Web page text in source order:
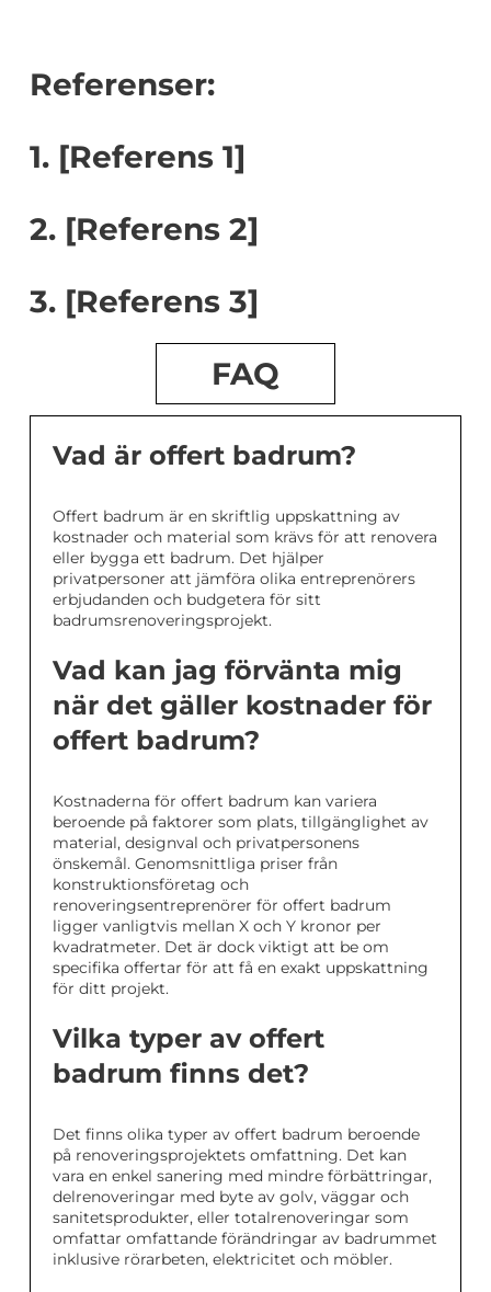
Referenser:
1. [Referens 1]
2. [Referens 2]
3. [Referens 3]
FAQ
Vad är offert badrum?
Offert badrum är en skriftlig uppskattning av
kostnader och material som krävs för att renovera
eller bygga ett badrum. Det hjälper
privatpersoner att jämföra olika entreprenörers
erbjudanden och budgetera för sitt
badrumsrenoveringsprojekt.
Vad kan jag förvänta mig
när det gäller kostnader för
offert badrum?
Kostnaderna för offert badrum kan variera
beroende på faktorer som plats, tillgänglighet av
material, designval och privatpersonens
önskemål. Genomsnittliga priser från
konstruktionsföretag och
renoveringsentreprenörer för offert badrum
ligger vanligtvis mellan X och Y kronor per
kvadratmeter. Det är dock viktigt att be om
specifika offertar för att få en exakt uppskattning
för ditt projekt.
Vilka typer av offert
badrum finns det?
Det finns olika typer av offert badrum beroende
på renoveringsprojektets omfattning. Det kan
vara en enkel sanering med mindre förbättringar,
delrenoveringar med byte av golv, väggar och
sanitetsprodukter, eller totalrenoveringar som
omfattar omfattande förändringar av badrummet
inklusive rörarbeten, elektricitet och möbler.